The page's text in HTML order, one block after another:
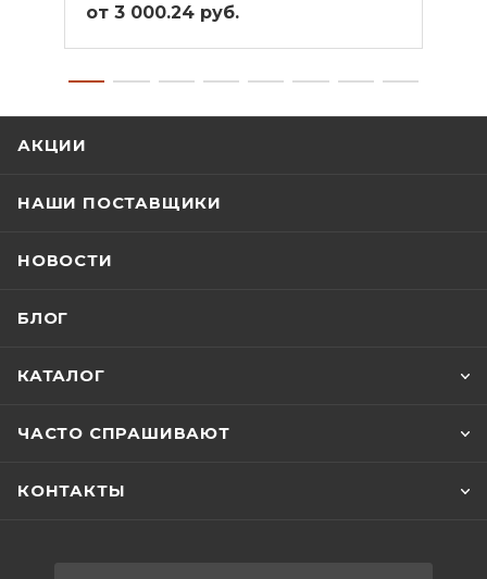
от 3 000.24 руб.
АКЦИИ
НАШИ ПОСТАВЩИКИ
НОВОСТИ
БЛОГ
КАТАЛОГ
ЧАСТО СПРАШИВАЮТ
КОНТАКТЫ